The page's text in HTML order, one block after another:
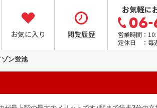
お気に入り 閲覧履歴
お気軽に
営業時間：
定休日 ：毎
ゾン蛍池